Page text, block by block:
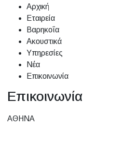
Αρχική
Εταιρεία
Βαρηκοΐα
Ακουστικά
Υπηρεσίες
Νέα
Επικοινωνία
Επικοινωνία
ΑΘΗΝΑ